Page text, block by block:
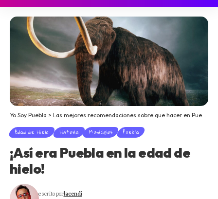
Yo Soy Puebla > Las mejores recomendaciones sobre que hacer en Puebla
Edad de Hielo Historia Municipios Puebla
¡Así era Puebla en la edad de
hielo!
escrito porlacendi